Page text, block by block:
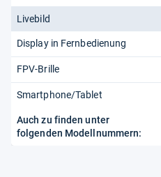
Livebild
Display in Fernbedienung
FPV-Brille
Smartphone/Tablet
Auch zu finden unter
folgenden Modellnummern: